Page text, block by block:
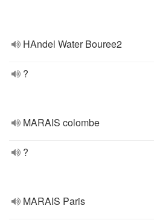
HAndel Water Bouree2
?
MARAIS colombe
?
MARAIS Paris